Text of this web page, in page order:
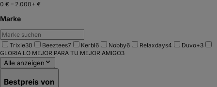
0 € – 2.000+ €
Marke
Trixie30 Beeztees7 Kerbl6 Nobby6 Relaxdays4 Duvo+3
GLORIA LO MEJOR PARA TU MEJOR AMIGO3
Alle anzeigen
Bestpreis von